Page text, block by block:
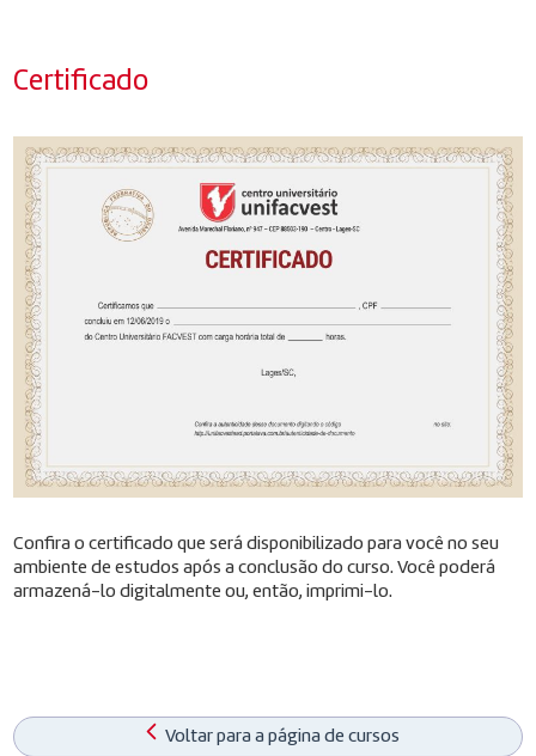
Certificado
Confira o certificado que será disponibilizado para você no seu
ambiente de estudos após a conclusão do curso. Você poderá
armazená-lo digitalmente ou, então, imprimi-lo.
Voltar para a página de cursos